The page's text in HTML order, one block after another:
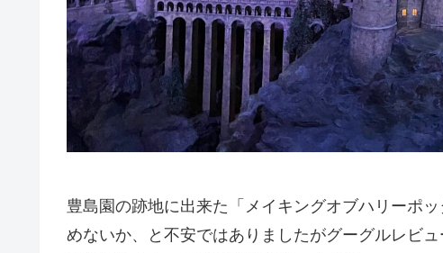
豊島園の跡地に出来た「メイキングオブハリーポ
めないか、と不安ではありましたがグーグルレビ